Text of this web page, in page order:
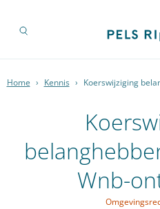
Home › Kennis › Koerswijziging
Wnb-